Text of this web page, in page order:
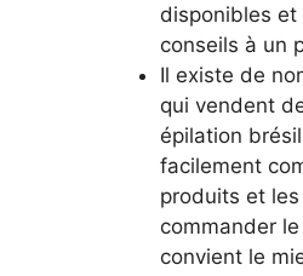
disponibles
conseils à un
Il existe de
qui vendent
épilation
facilement
produits et
commander
convient le